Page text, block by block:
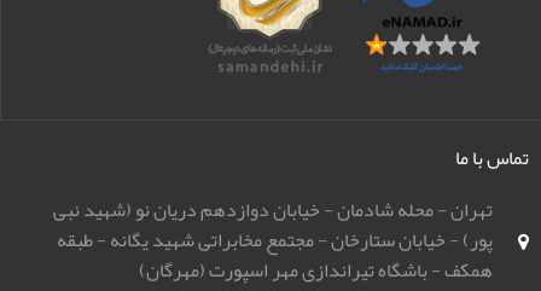
تماس با ما
تهران - محله شادمان - خیابان دوازدهم دریان نو (شهید نبی
پور) - خیابان ستارخان - مجتمع مخابراتی شهید یگانه - طبقه
همکف - باشگاه تیراندازی مهر اسپورت (مهرگان)